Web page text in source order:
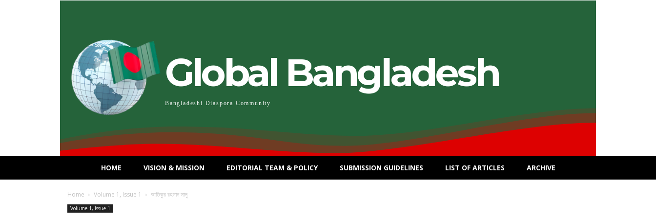
Global Bangladesh
Bangladeshi Diaspora Community
HOME VISION & MISSION EDITORIAL TEAM & POLICY SUBMISSION GUIDELINES LIST OF ARTICLES ARCHIVE
Home Volume 1, Issue 1 আতিকুর রহমান সালু
Volume 1, Issue 1